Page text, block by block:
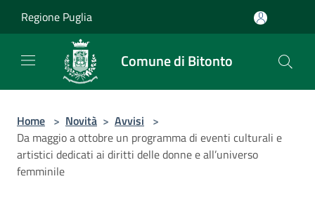
Regione Puglia
Comune di Bitonto
Home > Novità > Avvisi >
Da maggio a ottobre un programma di eventi culturali e
artistici dedicati ai diritti delle donne e all’universo
femminile